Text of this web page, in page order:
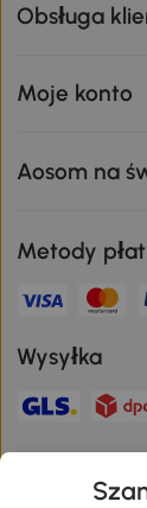
Obsługa
Moje konto
Aosom na
Metody
Wysyłka